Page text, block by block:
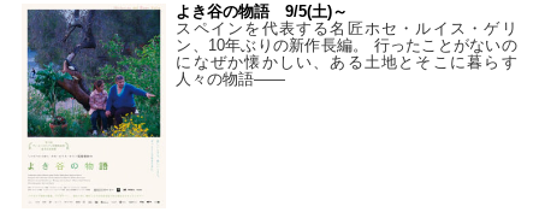
よき谷の物語 9/5(土)～
スペインを代表する名匠ホセ・ルイス・ゲリ
ン、10年ぶりの新作長編。 行ったことがないの
になぜか懐かしい、ある土地とそこに暮らす
人々の物語――